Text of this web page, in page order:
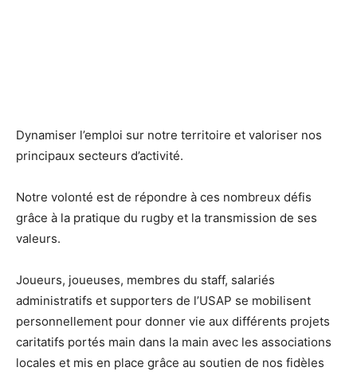
Dynamiser l’emploi sur notre territoire et valoriser nos
principaux secteurs d’activité.
Notre volonté est de répondre à ces nombreux défis
grâce à la pratique du rugby et la transmission de ses
valeurs.
Joueurs, joueuses, membres du staff, salariés
administratifs et supporters de l’USAP se mobilisent
personnellement pour donner vie aux différents projets
caritatifs portés main dans la main avec les associations
locales et mis en place grâce au soutien de nos fidèles